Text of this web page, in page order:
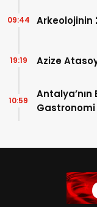
Arkeolojinin
09:44
Azize
19:19
Gastronomi
10:59